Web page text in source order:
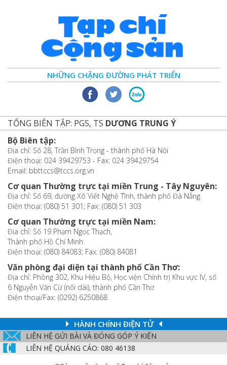
NHỮNG CHẶNG ĐƯỜNG PHÁT TRIỂN
TỔNG BIÊN TẬP: PGS, TS DƯƠNG TRUNG Ý
Bộ Biên tập:
Địa chỉ: Số 28, Trần Bình Trọng - thành phố Hà Nội
Điện thoại: 024 39429753 - Fax: 024 39429754
Email: bbttccs@tccs.org.vn
Cơ quan Thường trực tại miền Trung - Tây Nguyên:
Địa chỉ: Số 69, đường Xô Viết Nghệ Tĩnh, thành phố Đà Nẵng
Điện thoại: (080) 51 301; Fax: (080) 51 303
Cơ quan Thường trực tại miền Nam:
Địa chỉ: Số 19 Phạm Ngọc Thạch,
Thành phố Hồ Chí Minh
Điện thoại: (080) 84083; Fax: (080) 84081
Văn phòng đại diện tại thành phố Cần Thơ:
Địa chỉ: Phòng 302, Khu Hiệu Bộ, Học viện Chính trị Khu vực IV, số
6 Nguyễn Văn Cừ (nối dài), thành phố Cần Thơ
Điện thoại/Fax: (0292) 6250868
HÀNH CHÍNH ĐIỆN TỬ
LIÊN HỆ GỬI BÀI VÀ ĐÓNG GÓP Ý KIẾN
LIÊN HỆ QUẢNG CÁO: 080 46138